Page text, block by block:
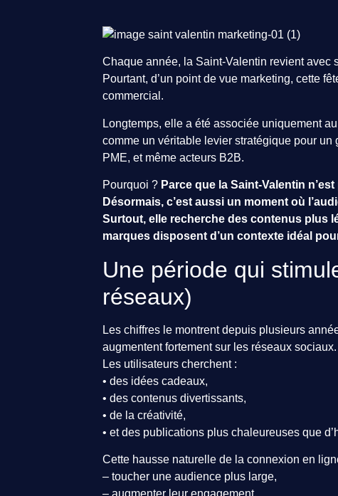
Chaque année, la Saint-Valentin revient avec
Pourtant, d’un point de vue marketing, cette
commercial.
Longtemps, elle a été associée uniquement
comme un véritable levier stratégique pour un
PME, et même acteurs B2B.
Pourquoi ? Parce que la Saint-Valentin
Désormais, c’est aussi un moment où
Surtout, elle recherche des contenus plus
marques disposent d’un contexte idéal
Une période qui
réseaux)
Les chiffres le montrent depuis plusieurs
augmentent fortement sur les réseaux sociaux.
Les utilisateurs cherchent :
• des idées cadeaux,
• des contenus divertissants,
• de la créativité,
• et des publications plus chaleureuses que
Cette hausse naturelle de la connexion en
– toucher une audience plus large,